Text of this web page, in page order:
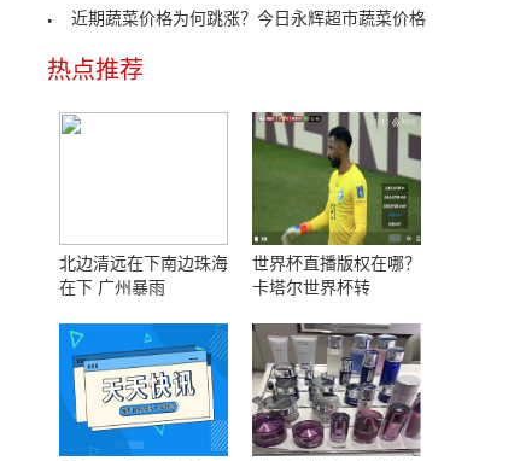
近期蔬菜价格为何跳涨？今日永辉超市蔬菜价格
热点推荐
北边清远在下南边珠海
在下 广州暴雨
世界杯直播版权在哪？
卡塔尔世界杯转